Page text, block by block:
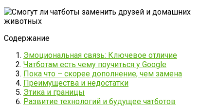
Содержание
Эмоциональная связь: Ключевое отличие
Чатботам есть чему поучиться у Google
Пока что – скорее дополнение, чем замена
Преимущества и недостатки
Этика и границы
Развитие технологий и будущее чатботов